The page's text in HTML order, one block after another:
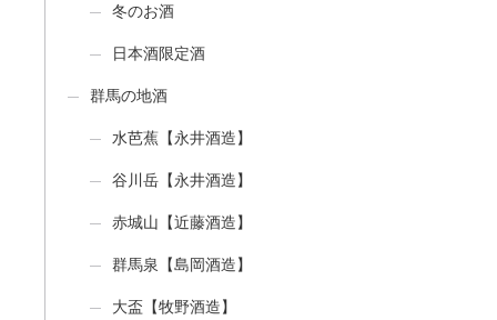
冬のお酒
日本酒限定酒
群馬の地酒
水芭蕉【永井酒造】
谷川岳【永井酒造】
赤城山【近藤酒造】
群馬泉【島岡酒造】
大盃【牧野酒造】